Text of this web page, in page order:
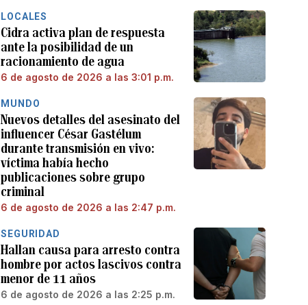
LOCALES
Cidra activa plan de respuesta
ante la posibilidad de un
racionamiento de agua
6 de agosto de 2026 a las 3:01 p.m.
MUNDO
Nuevos detalles del asesinato del
influencer César Gastélum
durante transmisión en vivo:
víctima había hecho
publicaciones sobre grupo
criminal
6 de agosto de 2026 a las 2:47 p.m.
SEGURIDAD
Hallan causa para arresto contra
hombre por actos lascivos contra
menor de 11 años
6 de agosto de 2026 a las 2:25 p.m.